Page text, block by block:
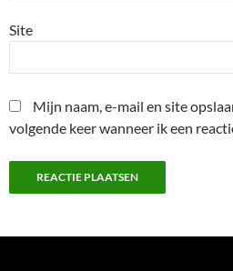
Site
Mijn naam, e-mail en site
volgende keer wanneer ik een